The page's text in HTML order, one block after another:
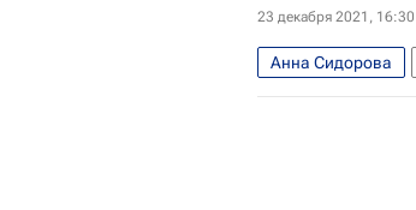
23 декабря 2021, 16:30
Анна Сидорова
Вокруг спорта